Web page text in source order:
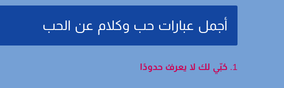
أجمل عبارات حب وكلام عن الحب
1. حُبّي لك لا يعرفُ حدودًا